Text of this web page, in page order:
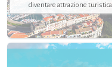
diventare attrazione turistica